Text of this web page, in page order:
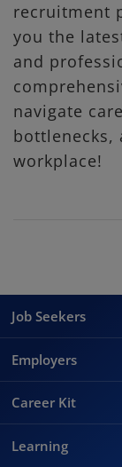
recruitment
you the
and
navigate
bottlenecks,
workplace!
Job Seekers
Employers
Career Kit
Learning